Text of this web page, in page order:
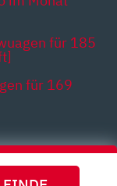
für 185
für 169